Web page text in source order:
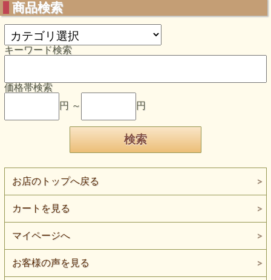
商品検索
キーワード検索
価格帯検索
円 ～
円
お店のトップへ戻る
カートを見る
マイページへ
お客様の声を見る